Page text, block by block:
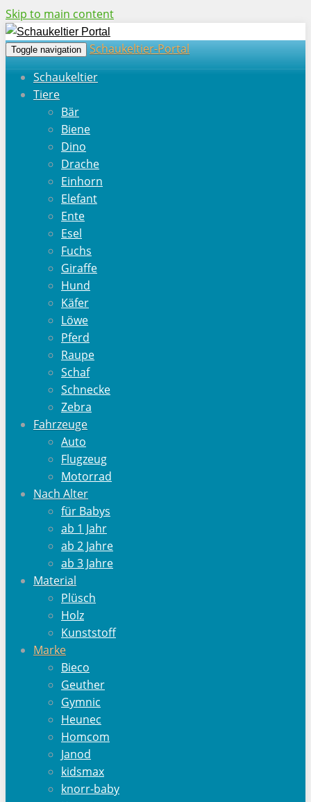
Skip to main content
Toggle navigation
Schaukeltier-Portal
Schaukeltier
Tiere
Bär
Biene
Dino
Drache
Einhorn
Elefant
Ente
Esel
Fuchs
Giraffe
Hund
Käfer
Löwe
Pferd
Raupe
Schaf
Schnecke
Zebra
Fahrzeuge
Auto
Flugzeug
Motorrad
Nach Alter
für Babys
ab 1 Jahr
ab 2 Jahre
ab 3 Jahre
Material
Plüsch
Holz
Kunststoff
Marke
Bieco
Geuther
Gymnic
Heunec
Homcom
Janod
kidsmax
knorr-baby